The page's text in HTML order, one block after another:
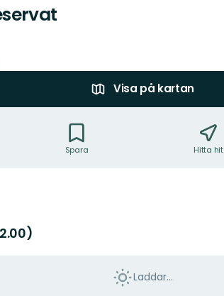
Visa på kartan
Spara Hitta hit
Laddar...